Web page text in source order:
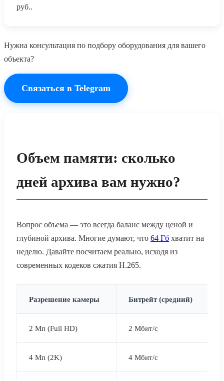
руб..
Нужна консультация по подбору оборудования для вашего
объекта?
Связаться в Telegram
Объем памяти: сколько
дней архива вам нужно?
Вопрос объема — это всегда баланс между ценой и
глубиной архива. Многие думают, что 64 Гб хватит на
неделю. Давайте посчитаем реально, исходя из
современных кодеков сжатия H.265.
Разрешение камеры Битрейт (средний)
2 Мп (Full HD) 2 Мбит/с
4 Мп (2K) 4 Мбит/с